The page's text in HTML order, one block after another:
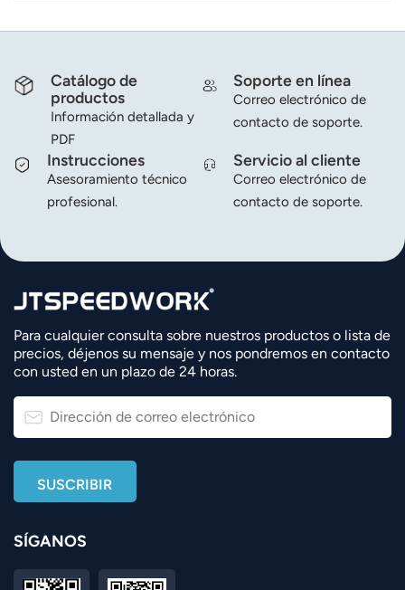
Catálogo de
productos
Información detallada y
PDF
Soporte en línea
Correo electrónico de
contacto de soporte.
Instrucciones
Asesoramiento técnico
profesional.
Servicio al cliente
Correo electrónico de
contacto de soporte.
Para cualquier consulta sobre nuestros productos o lista de
precios, déjenos su mensaje y nos pondremos en contacto
con usted en un plazo de 24 horas.
SÍGANOS